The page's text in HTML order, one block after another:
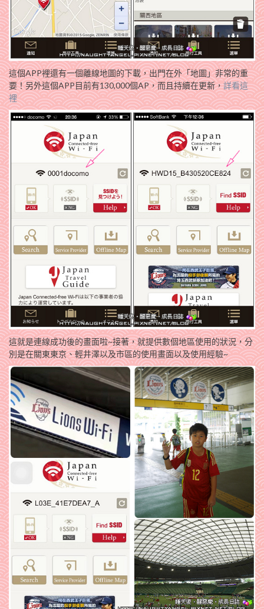
這個APP裡還有一個離線地圖的下載，出門在外「地圖」非常的重
要！另外這個APP目前有130,000個AP，而且持續在更新，詳看這
裡
這就是連線成功後的畫面啦~接著，就提供數個地區使用的狀況，分
別是在關東東京、輕井澤以及市區的使用畫面以及使用經驗~